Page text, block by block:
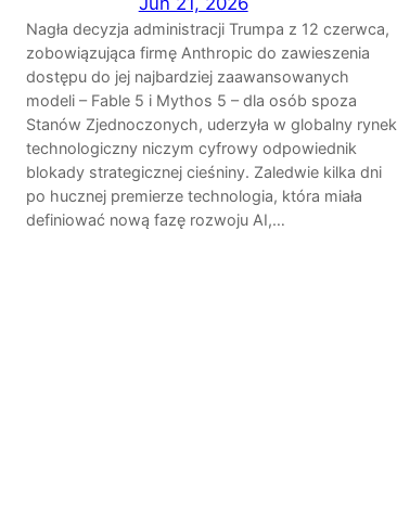
Nagła decyzja administracji Trumpa z 12 czerwca,
zobowiązująca firmę Anthropic do zawieszenia
dostępu do jej najbardziej zaawansowanych
modeli – Fable 5 i Mythos 5 – dla osób spoza
Stanów Zjednoczonych, uderzyła w globalny rynek
technologiczny niczym cyfrowy odpowiednik
blokady strategicznej cieśniny. Zaledwie kilka dni
po hucznej premierze technologia, która miała
definiować nową fazę rozwoju AI,…